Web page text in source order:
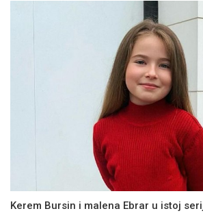
Kerem Bursin i malena Ebrar u istoj